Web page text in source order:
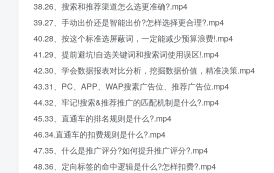
38.26、搜索和推荐渠道怎么选更准确?.mp4
39.27、手动出价还是智能出价?怎样选择更合理?.mp4
40.28、按这个标准选屏蔽词，一定能减少预算浪费!.mp4
41.29、提前避坑!自选关键词和搜索词使用误区!.mp4
42.30、学会数据报表对比分析，挖掘数据价值，精准决策.mp4
43.31、PC、APP、WAP搜素广告位、推荐广告位.mp4
44.32、牢记!搜索&推荐推广的匹配机制是什么?.mp4
45.33、直通车的排名规则是什么?.mp4
46.34.直通车的扣费规则是什么?.mp4
47.35、什么是推广评分?如何提升推广评分?.mp4
48.36、定向标签的命中逻辑是什么?怎样扣费?.mp4